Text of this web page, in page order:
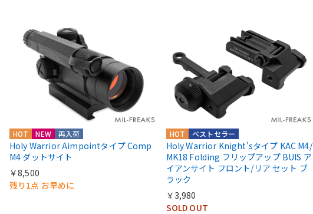
HOT NEW 再入荷
Holy Warrior Aimpointタイプ Comp
M4 ダットサイト
￥8,500
残り1点 お早めに
HOT ベストセラー
Holy Warrior Knight'sタイプ KAC M4/
MK18 Folding フリップアップ BUIS ア
イアンサイト フロント/リア セット ブ
ラック
￥3,980
SOLD OUT